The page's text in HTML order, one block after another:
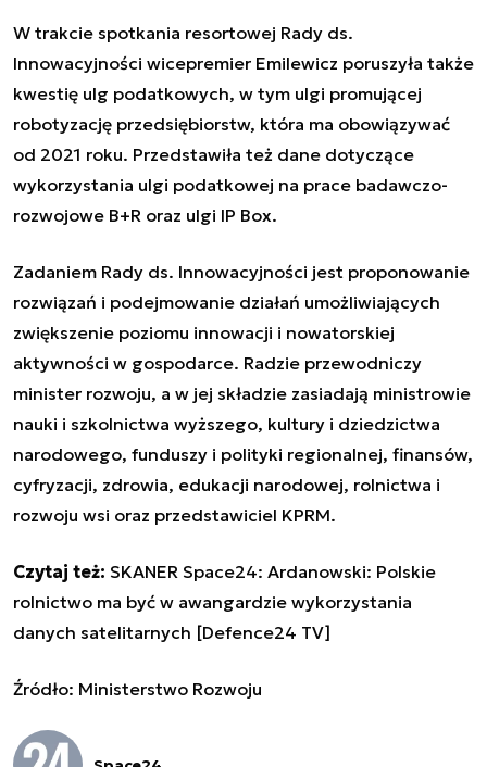
W trakcie spotkania resortowej Rady ds.
Innowacyjności wicepremier Emilewicz poruszyła także
kwestię ulg podatkowych, w tym ulgi promującej
robotyzację przedsiębiorstw, która ma obowiązywać
od 2021 roku. Przedstawiła też dane dotyczące
wykorzystania ulgi podatkowej na prace badawczo-
rozwojowe B+R oraz ulgi IP Box.
Zadaniem Rady ds. Innowacyjności jest proponowanie
rozwiązań i podejmowanie działań umożliwiających
zwiększenie poziomu innowacji i nowatorskiej
aktywności w gospodarce. Radzie przewodniczy
minister rozwoju, a w jej składzie zasiadają ministrowie
nauki i szkolnictwa wyższego, kultury i dziedzictwa
narodowego, funduszy i polityki regionalnej, finansów,
cyfryzacji, zdrowia, edukacji narodowej, rolnictwa i
rozwoju wsi oraz przedstawiciel KPRM.
Czytaj też: SKANER Space24: Ardanowski: Polskie
rolnictwo ma być w awangardzie wykorzystania
danych satelitarnych [Defence24 TV]
Źródło: Ministerstwo Rozwoju